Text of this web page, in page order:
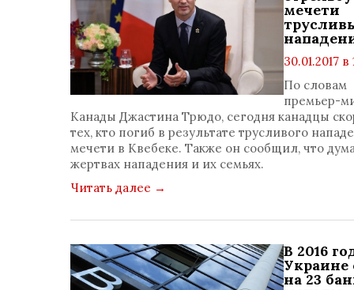
мечети
30.01.2017 в
1495
0
По словам
премьер-
Канады Джастина Трюдо, сегодня канадцы
тех, кто погиб в результате трусливого
мечети в Квебеке. Также он сообщил, что
жертвах нападения и их семьях.
Читать далее →
В 2016
Украине
на 23